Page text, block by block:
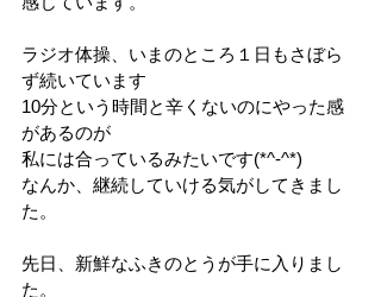
ラジオ体操、いまのところ１日もさぼら
ず続いています
10分という時間と辛くないのにやった感
があるのが
私には合っているみたいです(*^-^*)
なんか、継続していける気がしてきまし
た。
先日、新鮮なふきのとうが手に入りまし
た。